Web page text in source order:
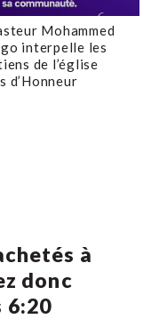
Mohammed
interpelle les
de l’église
d’Honneur
à
donc
‭6‬:‭20‬